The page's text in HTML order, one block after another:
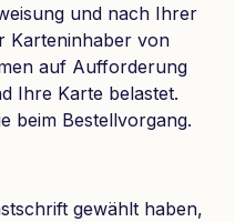
und nach Ihrer
Karteninhaber von
auf Aufforderung
Ihre Karte belastet.
beim Bestellvorgang.
gewählt haben,